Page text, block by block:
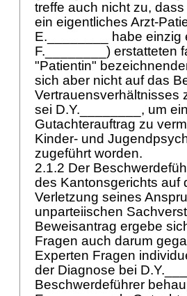
treffe auch nicht zu,
ein eigentliches Arzt-
E.________ habe einzig
F.________) erstatteten
"Patientin"
sich aber nicht auf das
Vertrauensverhältnisses
sei D.Y.________, um
Gutachterauftrag zu
Kinder- und
zugeführt worden.
2.1.2 Der
des Kantonsgerichts auf
Verletzung seines
unparteiischen
Beweisantrag ergebe
Fragen auch darum
Experten Fragen
der Diagnose bei
Beschwerdeführer